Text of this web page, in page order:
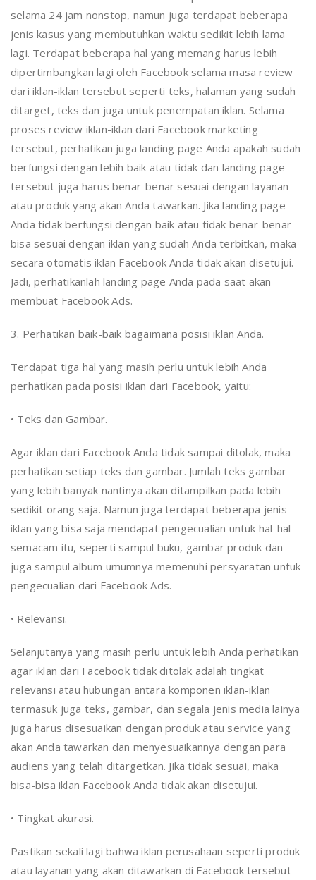
selama 24 jam nonstop, namun juga terdapat beberapa
jenis kasus yang membutuhkan waktu sedikit lebih lama
lagi. Terdapat beberapa hal yang memang harus lebih
dipertimbangkan lagi oleh Facebook selama masa review
dari iklan-iklan tersebut seperti teks, halaman yang sudah
ditarget, teks dan juga untuk penempatan iklan. Selama
proses review iklan-iklan dari Facebook marketing
tersebut, perhatikan juga landing page Anda apakah sudah
berfungsi dengan lebih baik atau tidak dan landing page
tersebut juga harus benar-benar sesuai dengan layanan
atau produk yang akan Anda tawarkan. Jika landing page
Anda tidak berfungsi dengan baik atau tidak benar-benar
bisa sesuai dengan iklan yang sudah Anda terbitkan, maka
secara otomatis iklan Facebook Anda tidak akan disetujui.
Jadi, perhatikanlah landing page Anda pada saat akan
membuat Facebook Ads.
3. Perhatikan baik-baik bagaimana posisi iklan Anda.
Terdapat tiga hal yang masih perlu untuk lebih Anda
perhatikan pada posisi iklan dari Facebook, yaitu:
• Teks dan Gambar.
Agar iklan dari Facebook Anda tidak sampai ditolak, maka
perhatikan setiap teks dan gambar. Jumlah teks gambar
yang lebih banyak nantinya akan ditampilkan pada lebih
sedikit orang saja. Namun juga terdapat beberapa jenis
iklan yang bisa saja mendapat pengecualian untuk hal-hal
semacam itu, seperti sampul buku, gambar produk dan
juga sampul album umumnya memenuhi persyaratan untuk
pengecualian dari Facebook Ads.
• Relevansi.
Selanjutanya yang masih perlu untuk lebih Anda perhatikan
agar iklan dari Facebook tidak ditolak adalah tingkat
relevansi atau hubungan antara komponen iklan-iklan
termasuk juga teks, gambar, dan segala jenis media lainya
juga harus disesuaikan dengan produk atau service yang
akan Anda tawarkan dan menyesuaikannya dengan para
audiens yang telah ditargetkan. Jika tidak sesuai, maka
bisa-bisa iklan Facebook Anda tidak akan disetujui.
• Tingkat akurasi.
Pastikan sekali lagi bahwa iklan perusahaan seperti produk
atau layanan yang akan ditawarkan di Facebook tersebut